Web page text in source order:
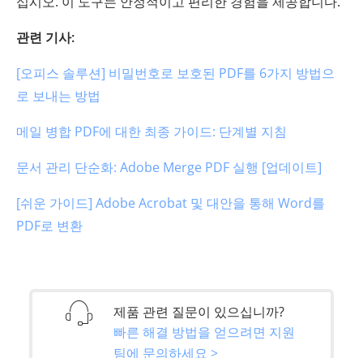
관련 기사:
[오피스 솔루션] 비밀번호로 보호된 PDF를 6가지 방법으
로 보내는 방법
메일 병합 PDF에 대한 최종 가이드: 단계별 지침
문서 관리 단순화: Adobe Merge PDF 실행 [업데이트]
[쉬운 가이드] Adobe Acrobat 및 대안을 통해 Word를
PDF로 변환
제품 관련 질문이 있으십니까?
빠른 해결 방법을 얻으려면 지원
팀에 문의하세요 >